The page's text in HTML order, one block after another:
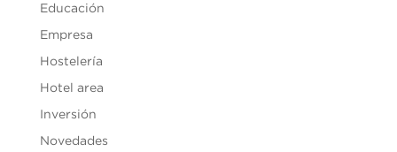
Educación
Empresa
Hostelería
Hotel area
Inversión
Novedades